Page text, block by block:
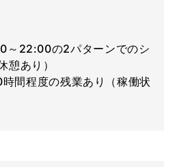
22:00の2パターンでのシ
憩あり）
間程度の残業あり（稼働状